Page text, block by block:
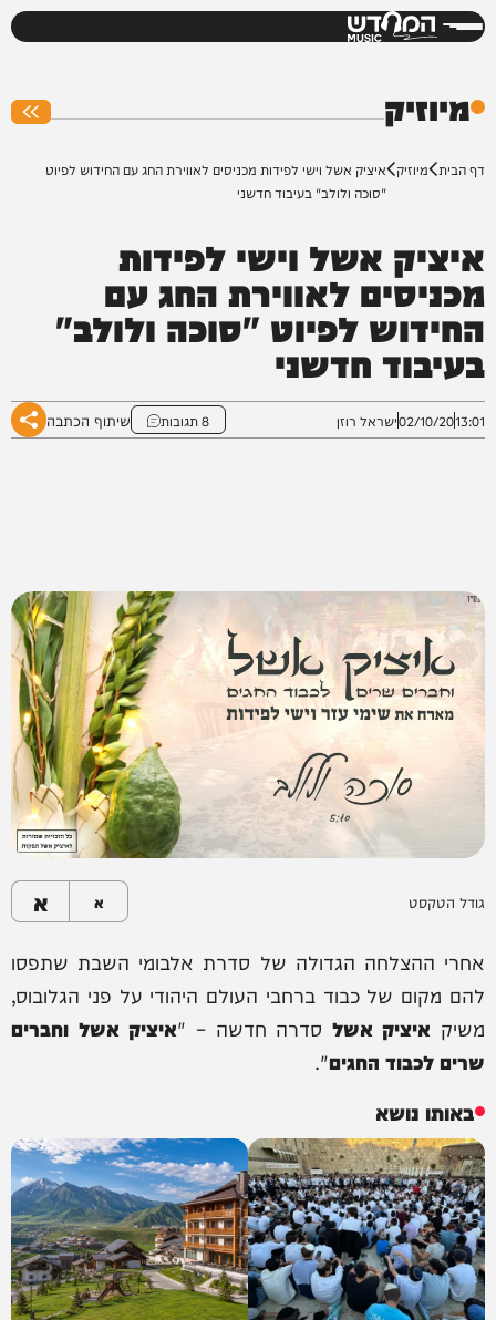
המחדש
מיוזיק
דף הבית מיוזיק איציק אשל וישי לפידות מכניסים לאווירת החג עם החידוש לפיוט
"סוכה ולולב" בעיבוד חדשני
איציק אשל וישי לפידות
מכניסים לאווירת החג עם
החידוש לפיוט "סוכה ולולב"
בעיבוד חדשני
13:01
02/10/20ישראל רוזן 8 תגובות שיתוף הכתבה
גודל הטקסט א א
אחרי ההצלחה הגדולה של סדרת אלבומי השבת שתפסו
להם מקום של כבוד ברחבי העולם היהודי על פני הגלובוס,
משיק איציק אשל סדרה חדשה – "איציק אשל וחברים
שרים לכבוד החגים".
באותו נושא